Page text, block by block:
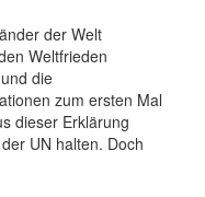
der Welt
Weltfrieden
die
zum ersten Mal
dieser Erklärung
UN halten. Doch